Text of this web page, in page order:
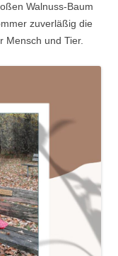
Walnuss-Baum
zuverläßig die
Mensch und Tier.